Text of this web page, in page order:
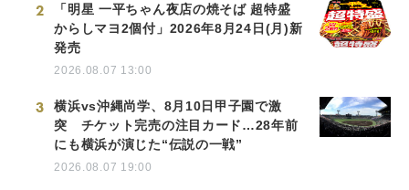
2
「明星 一平ちゃん夜店の焼そば 超特盛
からしマヨ2個付」2026年8月24日(月)新
発売
2026.08.07 13:00
3
横浜vs沖縄尚学、8月10日甲子園で激
突 チケット完売の注目カード…28年前
にも横浜が演じた“伝説の一戦”
2026.08.07 19:00